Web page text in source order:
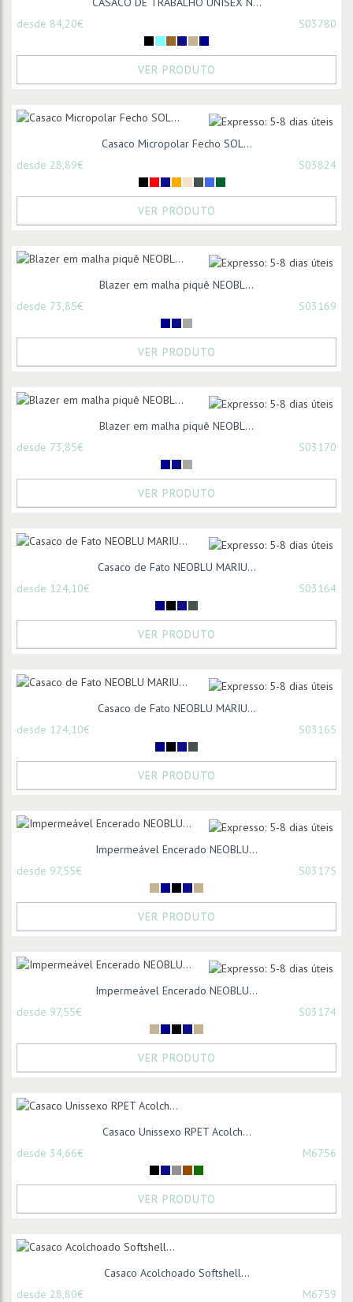
desde 84,20€
S03780
VER PRODUTO
Casaco Micropolar Fecho SOL...
desde 28,89€
S03824
VER PRODUTO
Blazer em malha piquê NEOBL...
desde 73,85€
S03169
VER PRODUTO
Blazer em malha piquê NEOBL...
desde 73,85€
S03170
VER PRODUTO
Casaco de Fato NEOBLU MARIU...
desde 124,10€
S03164
VER PRODUTO
Casaco de Fato NEOBLU MARIU...
desde 124,10€
S03165
VER PRODUTO
Impermeável Encerado NEOBLU...
desde 97,55€
S03175
VER PRODUTO
Impermeável Encerado NEOBLU...
desde 97,55€
S03174
VER PRODUTO
Casaco Unissexo RPET Acolch...
desde 34,66€
M6756
VER PRODUTO
Casaco Acolchoado Softshell...
desde 28,80€
M6759